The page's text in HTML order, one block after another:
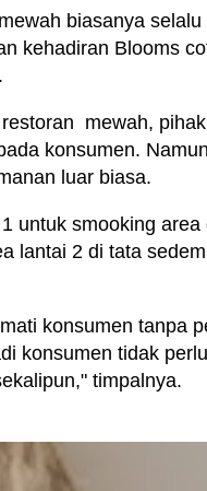
biasanya
kehadiran Blooms
mewah,
konsumen.
luar biasa.
untuk smooking
lantai 2 di tata
konsumen tanpa
konsumen tidak
timpalnya.